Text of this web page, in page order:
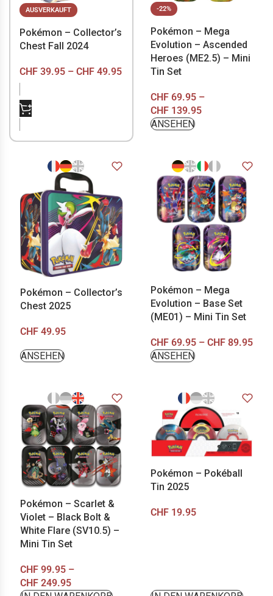
AUSVERKAUFT
Pokémon – Collector’s
Chest Fall 2024
CHF 39.95 – CHF 49.95
-22%
Pokémon – Mega
Evolution – Ascended
Heroes (ME2.5) – Mini
Tin Set
CHF69.95 –
CHF139.95
ANSEHEN
Pokémon – Collector’s
Chest 2025
CHF 49.95
ANSEHEN
Pokémon – Mega
Evolution – Base Set
(ME01) – Mini Tin Set
CHF69.95 – CHF89.95
ANSEHEN
Pokémon – Scarlet &
Violet – Black Bolt &
White Flare (SV10.5) –
Mini Tin Set
CHF 99.95 –
CHF 249.95
Pokémon – Pokéball
Tin 2025
CHF19.95